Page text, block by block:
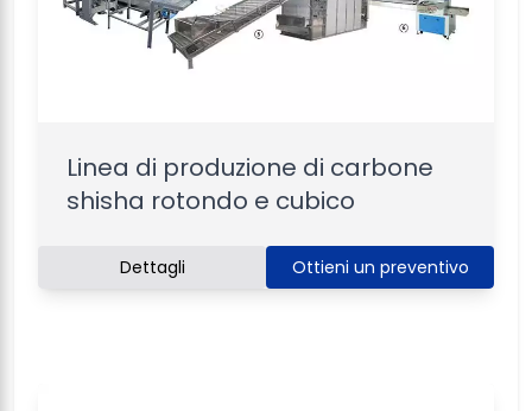
Linea di produzione di carbone
shisha rotondo e cubico
Dettagli Ottieni un preventivo